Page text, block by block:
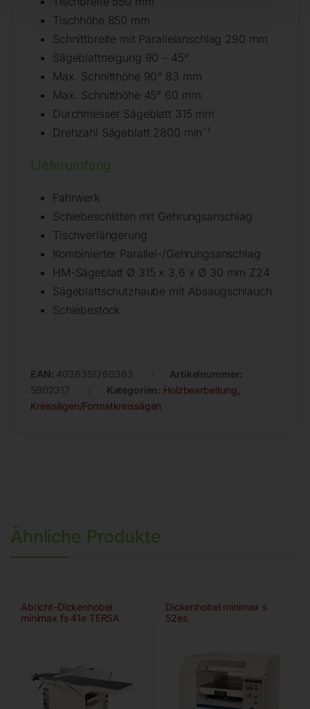
Tischhöhe 850 mm
Schnittbreite mit Parallelanschlag 290 mm
Sägeblattneigung 90 – 45°
Max. Schnitthöhe 90° 83 mm
Max. Schnitthöhe 45° 60 mm
Durchmesser Sägeblatt 315 mm
Drehzahl Sägeblatt 2800 min¯¹
Lieferumfang
Fahrwerk
Schiebeschlitten mit Gehrungsanschlag
Tischverlängerung
Kombinierter Parallel-/Gehrungsanschlag
HM-Sägeblatt Ø 315 x 3,6 x Ø 30 mm Z24
Sägeblattschutzhaube mit Absaugschlauch
Schiebestock
EAN: 4036351260363
Artikelnummer:
5902317
Kategorien: Holzbearbeitung
Kreissägen/Formatkreissägen
Ähnliche Produkte
Abricht-Dickenhobel
minimax fs 41e TERSA
Dickenhobel minimax s
52es